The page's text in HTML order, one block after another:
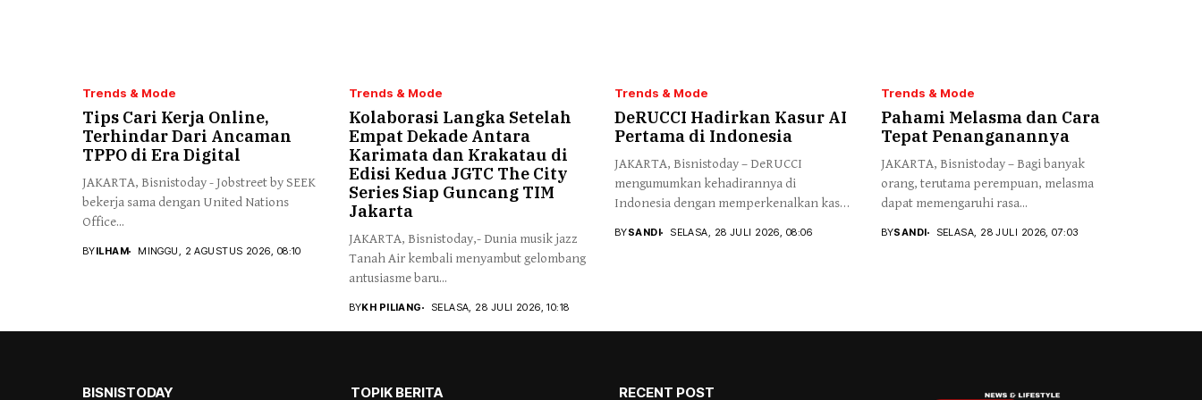
Trends & Mode
Tips Cari Kerja Online,
Terhindar Dari Ancaman
TPPO di Era Digital
JAKARTA, Bisnistoday - Jobstreet by SEEK
bekerja sama dengan United Nations
Office...
BYILHAM MINGGU, 2 AGUSTUS 2026, 08:10
Trends & Mode
Kolaborasi Langka Setelah
Empat Dekade Antara
Karimata dan Krakatau di
Edisi Kedua JGTC The City
Series Siap Guncang TIM
Jakarta
JAKARTA, Bisnistoday,- ​Dunia musik jazz
Tanah Air kembali menyambut gelombang
antusiasme baru...
BYKH PILIANG SELASA, 28 JULI 2026, 10:18
Trends & Mode
DeRUCCI Hadirkan Kasur AI
Pertama di Indonesia
JAKARTA, Bisnistoday – DeRUCCI
mengumumkan kehadirannya di
Indonesia dengan memperkenalkan kasur
BYSANDI SELASA, 28 JULI 2026, 08:06
Trends & Mode
Pahami Melasma dan Cara
Tepat Penanganannya
JAKARTA, Bisnistoday – Bagi banyak
orang, terutama perempuan, melasma
dapat memengaruhi rasa...
BYSANDI SELASA, 28 JULI 2026, 07:03
BISNISTODAY TOPIK BERITA RECENT POST